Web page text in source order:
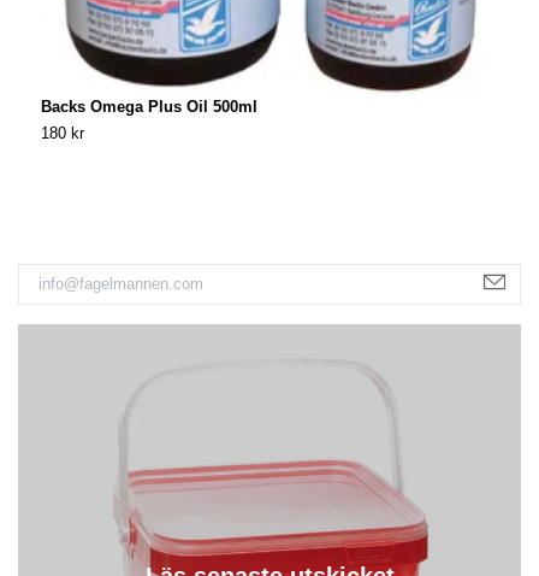
Backs Omega Plus Oil 500ml
180 kr